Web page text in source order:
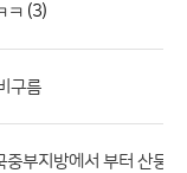
ㅋ (3)
구름
부지방에서 부터 산둥